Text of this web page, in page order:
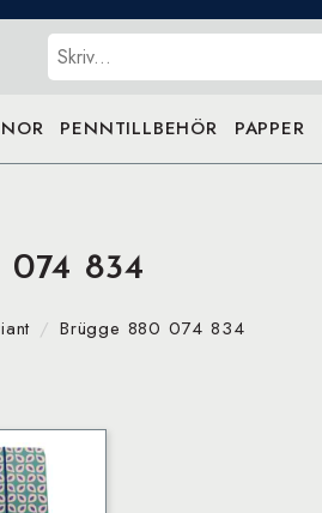
Sök
PENNTILLBEHÖR PAPPER
834
Brügge 880 074 834